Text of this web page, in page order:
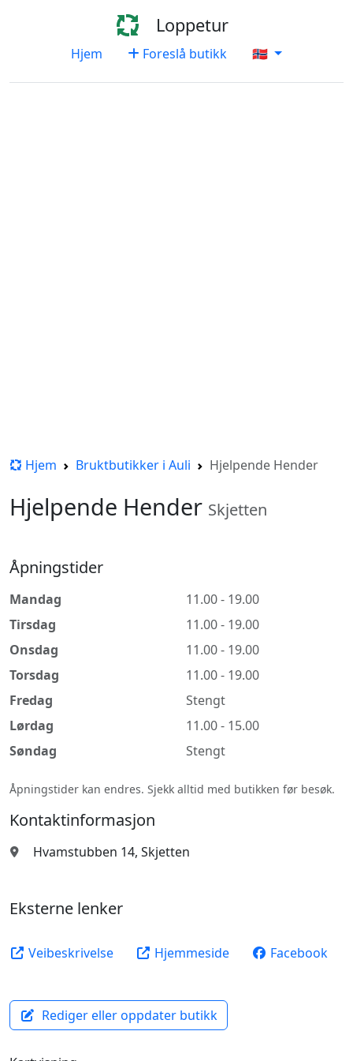
Loppetur
Hjem Foreslå butikk 🇳🇴
Hjem Bruktbutikker i Auli Hjelpende Hender
Hjelpende Hender Skjetten
Åpningstider
Mandag
11.00 - 19.00
Tirsdag
11.00 - 19.00
Onsdag
11.00 - 19.00
Torsdag
11.00 - 19.00
Fredag
Stengt
Lørdag
11.00 - 15.00
Søndag
Stengt
Åpningstider kan endres. Sjekk alltid med butikken før besøk.
Kontaktinformasjon
Hvamstubben 14, Skjetten
Eksterne lenker
Veibeskrivelse Hjemmeside Facebook
Rediger eller oppdater butikk